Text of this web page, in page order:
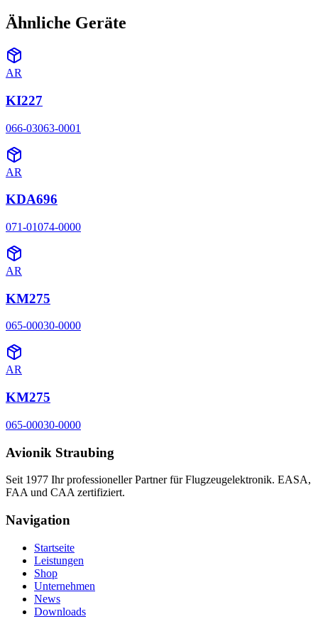
Ähnliche Geräte
AR
KI227
066-03063-0001
AR
KDA696
071-01074-0000
AR
KM275
065-00030-0000
AR
KM275
065-00030-0000
Avionik Straubing
Seit 1977 Ihr professioneller Partner für Flugzeugelektronik. EASA,
FAA und CAA zertifiziert.
Navigation
Startseite
Leistungen
Shop
Unternehmen
News
Downloads